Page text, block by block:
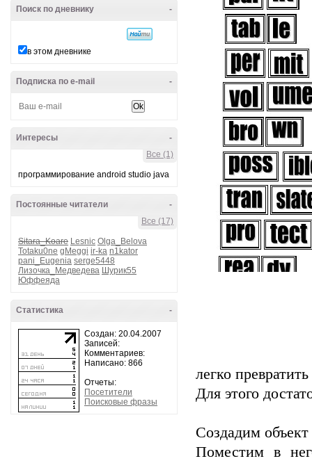
-
Поиск по дневнику
в этом дневнике
-
Подписка по e-mail
-
Интересы
Все (1)
программирование android studio java
-
Постоянные читатели
Все (17)
Sitara_Koare Lesnic Olga_Belova
Totaku0ne gMeggi ir-ka n1kator
pani_Eugenia serge5448
Лизочка_Медведева Шурик55
Юффеяда
-
Статистика
Создан: 20.04.2007
Записей:
Комментариев:
Написано: 866
Отчеты:
Посетители
Поисковые фразы
легко
Для этого
Создадим объект
Поместим в